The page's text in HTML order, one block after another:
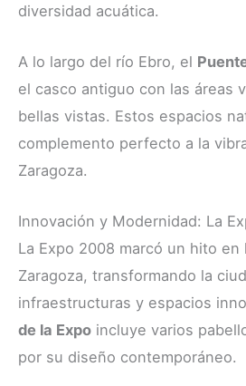
diversidad acuática.
A lo largo del río Ebro, el
el casco antiguo con las áreas
bellas vistas. Estos espacios
complemento perfecto a la
Zaragoza.
Innovación y Modernidad: La
La Expo 2008 marcó un hito en
Zaragoza, transformando la
infraestructuras y espacios
de la Expo incluye varios
por su diseño contemporáneo.